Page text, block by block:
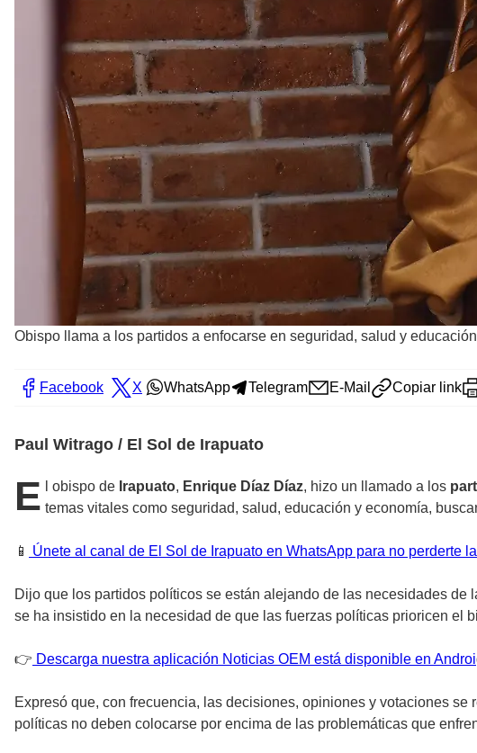
Obispo llama a los partidos a enfocarse en seguridad, salud y
Facebook X WhatsApp Telegram E-Mail Copiar link
Paul Witrago / El Sol de Irapuato
E l obispo de Irapuato, Enrique Díaz Díaz, hizo un llamado a los
temas vitales como seguridad, salud, educación y economía,
📱 Únete al canal de El Sol de Irapuato en WhatsApp para no perderte
Dijo que los partidos políticos se están alejando de las necesidades
se ha insistido en la necesidad de que las fuerzas políticas prioricen el
👉 Descarga nuestra aplicación Noticias OEM está disponible en Androi
Expresó que, con frecuencia, las decisiones, opiniones y votaciones
políticas no deben colocarse por encima de las problemáticas que